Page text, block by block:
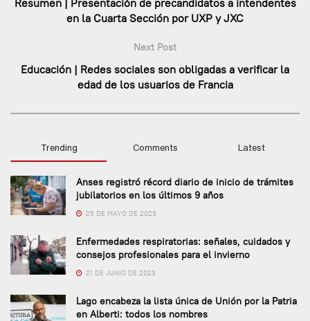
en la Cuarta Sección por UXP y JXC
Next Post
Educación | Redes sociales son obligadas a verificar la
edad de los usuarios de Francia
Trending Comments Latest
Anses registró récord diario de inicio de trámites
jubilatorios en los últimos 9 años
25 DE MAYO DE 2023
Enfermedades respiratorias: señales, cuidados y
consejos profesionales para el invierno
21 DE JUNIO DE 2023
Lago encabeza la lista única de Unión por la Patria
en Alberti: todos los nombres